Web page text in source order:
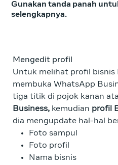
Gunakan tanda panah
selengkapnya.
Mengedit profil
Untuk melihat profil bisnis
membuka WhatsApp
tiga titik di pojok kanan
Business, kemudian profil
dia mengupdate hal-hal
Foto sampul
Foto profil
Nama bisnis